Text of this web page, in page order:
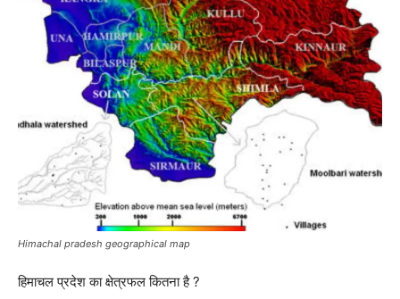
Himachal pradesh geographical map
हिमाचल प्रदेश का क्षेत्रफल कितना है ?